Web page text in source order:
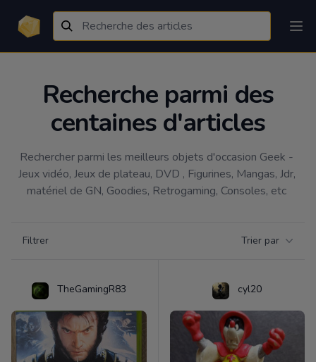
Recherche parmi des
centaines d'articles
Rechercher parmi les meilleurs objets d'occasion Geek -
Jeux vidéo, Jeux de plateau, DVD , Figurines, Mangas, Jdr,
matériel de GN, Goodies, Retrogaming, Consoles, etc
Filtrer Trier par
TheGamingR83 cyl20